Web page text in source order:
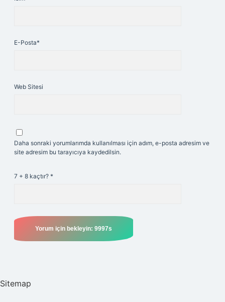
E-Posta*
Web Sitesi
Daha sonraki yorumlarımda kullanılması için adım, e-posta adresim ve
site adresim bu tarayıcıya kaydedilsin.
7 + 8 kaçtır? *
Sitemap